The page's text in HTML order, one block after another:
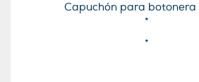
Capuchón para botonera
*
*